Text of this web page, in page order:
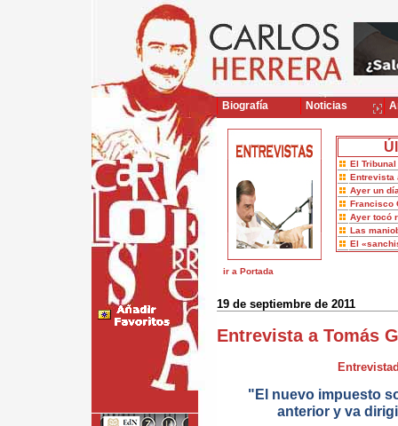
El
Entrevista
Ayer un
Francisco
Ayer tocó
Las
El
ir a Portada
19 de septiembre de 2011
Entrevista a Tomás
"El nuevo impuesto
anterior y va
Biografía Noticias